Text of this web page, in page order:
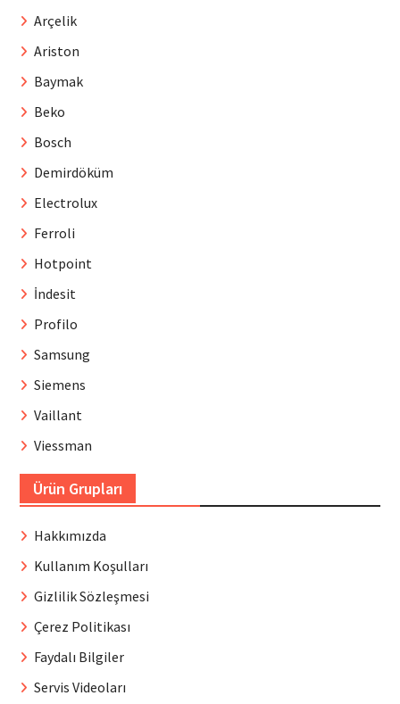
Arçelik
Ariston
Baymak
Beko
Bosch
Demirdöküm
Electrolux
Ferroli
Hotpoint
İndesit
Profilo
Samsung
Siemens
Vaillant
Viessman
Ürün Grupları
Hakkımızda
Kullanım Koşulları
Gizlilik Sözleşmesi
Çerez Politikası
Faydalı Bilgiler
Servis Videoları